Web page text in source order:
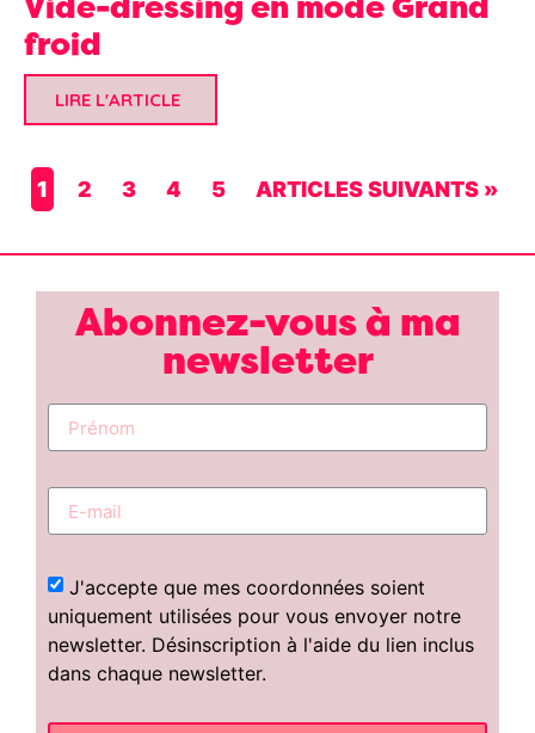
froid
LIRE L'ARTICLE
1 2 3 4 5 ARTICLES SUIVANTS »
Abonnez-vous à ma
newsletter
J'accepte que mes coordonnées soient
uniquement utilisées pour vous envoyer notre
newsletter. Désinscription à l'aide du lien inclus
dans chaque newsletter.